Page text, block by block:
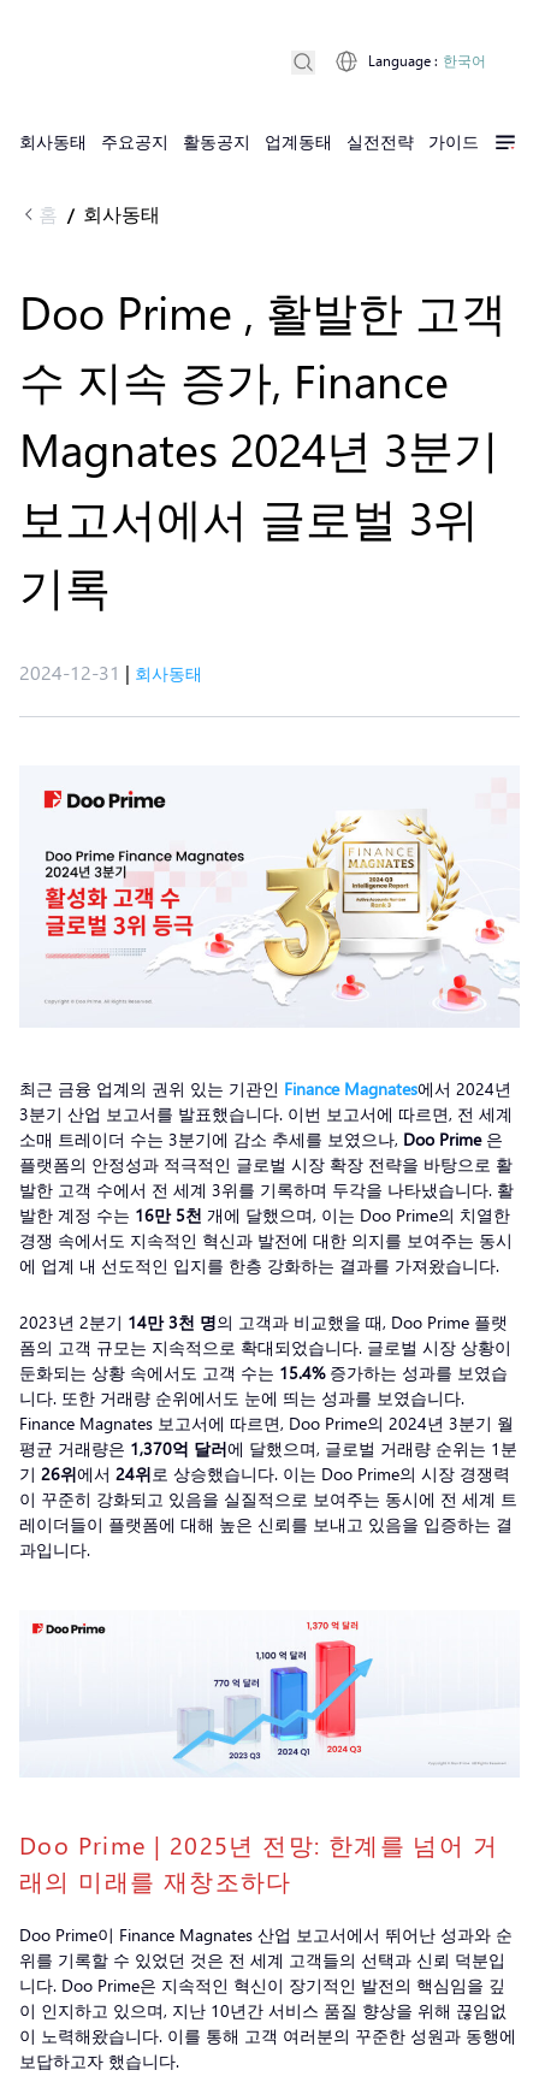
회사동태 주요공지 활동공지 업계동태 실전전략 가이드
Language : 한국어
홈 / 회사동태
Doo Prime , 활발한 고객
수 지속 증가, Finance
Magnates 2024년 3분기
보고서에서 글로벌 3위
기록
2024-12-31 | 회사동태
최근 금융 업계의 권위 있는 기관인 Finance Magnates에서 2024년
3분기 산업 보고서를 발표했습니다. 이번 보고서에 따르면, 전 세계
소매 트레이더 수는 3분기에 감소 추세를 보였으나, Doo Prime은
플랫폼의 안정성과 적극적인 글로벌 시장 확장 전략을 바탕으로 활
발한 고객 수에서 전 세계 3위를 기록하며 두각을 나타냈습니다. 활
발한 계정 수는 16만 5천 개에 달했으며, 이는 Doo Prime의 치열한
경쟁 속에서도 지속적인 혁신과 발전에 대한 의지를 보여주는 동시
에 업계 내 선도적인 입지를 한층 강화하는 결과를 가져왔습니다.
2023년 2분기 14만 3천 명의 고객과 비교했을 때, Doo Prime 플랫
폼의 고객 규모는 지속적으로 확대되었습니다. 글로벌 시장 상황이
둔화되는 상황 속에서도 고객 수는 15.4%증가하는 성과를 보였습
니다. 또한 거래량 순위에서도 눈에 띄는 성과를 보였습니다.
Finance Magnates 보고서에 따르면, Doo Prime의 2024년 3분기 월
평균 거래량은 1,370억 달러에 달했으며, 글로벌 거래량 순위는 1분
기 26위에서 24위로 상승했습니다. 이는 Doo Prime의 시장 경쟁력
이 꾸준히 강화되고 있음을 실질적으로 보여주는 동시에 전 세계 트
레이더들이 플랫폼에 대해 높은 신뢰를 보내고 있음을 입증하는 결
과입니다.
Doo Prime | 2025년 전망: 한계를 넘어 거
래의 미래를 재창조하다
Doo Prime이 Finance Magnates 산업 보고서에서 뛰어난 성과와 순
위를 기록할 수 있었던 것은 전 세계 고객들의 선택과 신뢰 덕분입
니다. Doo Prime은 지속적인 혁신이 장기적인 발전의 핵심임을 깊
이 인지하고 있으며, 지난 10년간 서비스 품질 향상을 위해 끊임없
이 노력해왔습니다. 이를 통해 고객 여러분의 꾸준한 성원과 동행에
보답하고자 했습니다.